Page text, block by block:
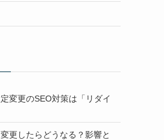
変更のSEO対策は「リダイ
更したらどうなる？影響と